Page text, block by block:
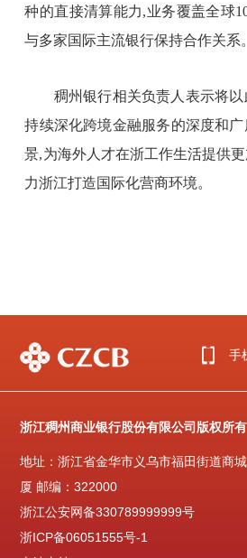
种的直接清算能力,业务覆盖全球
与多家国际主流银行保持合作关系。
稠州银行相关负责人表示将
持续深化跨境金融服务的深度和
景,为海外人才在浙工作生活提供
力浙江打造国际化营商环境。
手
浙江稠州商业银行股份有限公司版权所有
地址：浙江省金华市义乌市福田街道商
厦 邮编：322000
浙江公安网备330789999999号
浙ICP备06051555号-1